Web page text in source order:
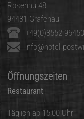
Rosenau 48
94481 Grafenau
+49(0)8552 96450
info@hotel-
Öffnungszeiten
Restaurant
Täglich ab 15:00 Uhr